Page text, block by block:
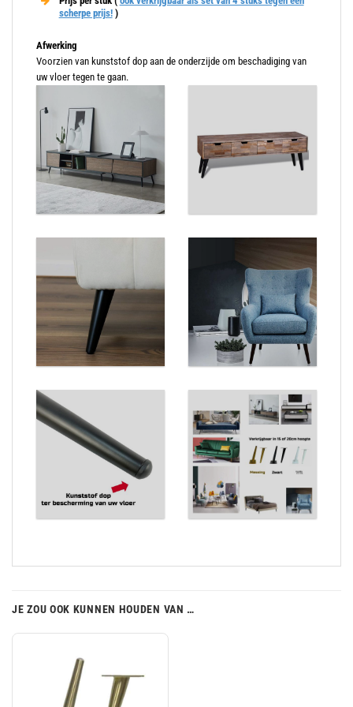
scherpe prijs!)
Afwerking
Voorzien van kunststof dop aan de onderzijde om beschadiging van
uw vloer tegen te gaan.
JE ZOU OOK KUNNEN HOUDEN VAN …